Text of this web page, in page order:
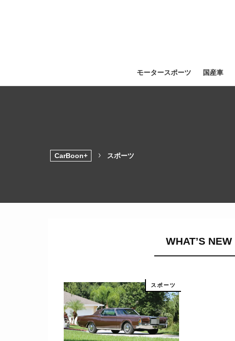
モータースポーツ 国産車
CarBoon+ スポーツ
WHAT’S NEW
スポーツ